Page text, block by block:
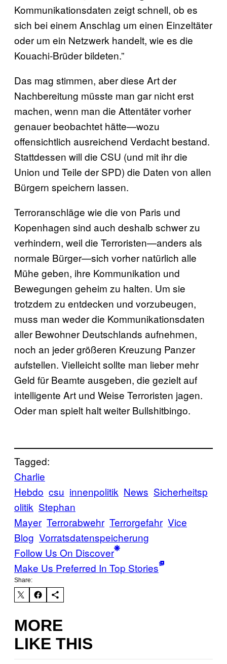
Kommunikationsdaten zeigt schnell, ob es
sich bei einem Anschlag um einen Einzeltäter
oder um ein Netzwerk handelt, wie es die
Kouachi-Brüder bildeten.”
Das mag stimmen, aber diese Art der
Nachbereitung müsste man gar nicht erst
machen, wenn man die Attentäter vorher
genauer beobachtet hätte—wozu
offensichtlich ausreichend Verdacht bestand.
Stattdessen will die CSU (und mit ihr die
Union und Teile der SPD) die Daten von allen
Bürgern speichern lassen.
Terroranschläge wie die von Paris und
Kopenhagen sind auch deshalb schwer zu
verhindern, weil die Terroristen—anders als
normale Bürger—sich vorher natürlich alle
Mühe geben, ihre Kommunikation und
Bewegungen geheim zu halten. Um sie
trotzdem zu entdecken und vorzubeugen,
muss man weder die Kommunikationsdaten
aller Bewohner Deutschlands aufnehmen,
noch an jeder größeren Kreuzung Panzer
aufstellen. Vielleicht sollte man lieber mehr
Geld für Beamte ausgeben, die gezielt auf
intelligente Art und Weise Terroristen jagen.
Oder man spielt halt weiter Bullshitbingo.
Tagged:
Charlie
Hebdo csu innenpolitik News Sicherheitsp
olitik Stephan
Mayer Terrorabwehr Terrorgefahr Vice
Blog Vorratsdatenspeicherung
Follow Us On Discover
Make Us Preferred In Top Stories
Share:
MORE
LIKE THIS